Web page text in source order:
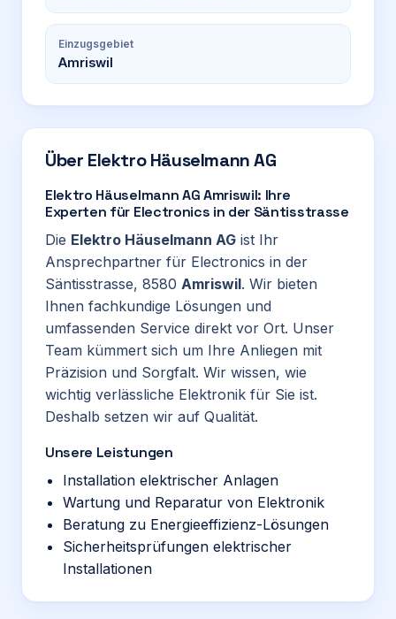
Einzugsgebiet
Amriswil
Über Elektro Häuselmann AG
Elektro Häuselmann AG Amriswil: Ihre
Experten für Electronics in der Säntisstrasse
Die Elektro Häuselmann AG ist Ihr
Ansprechpartner für Electronics in der
Säntisstrasse, 8580 Amriswil. Wir bieten
Ihnen fachkundige Lösungen und
umfassenden Service direkt vor Ort. Unser
Team kümmert sich um Ihre Anliegen mit
Präzision und Sorgfalt. Wir wissen, wie
wichtig verlässliche Elektronik für Sie ist.
Deshalb setzen wir auf Qualität.
Unsere Leistungen
Installation elektrischer Anlagen
Wartung und Reparatur von Elektronik
Beratung zu Energieeffizienz-Lösungen
Sicherheitsprüfungen elektrischer
Installationen